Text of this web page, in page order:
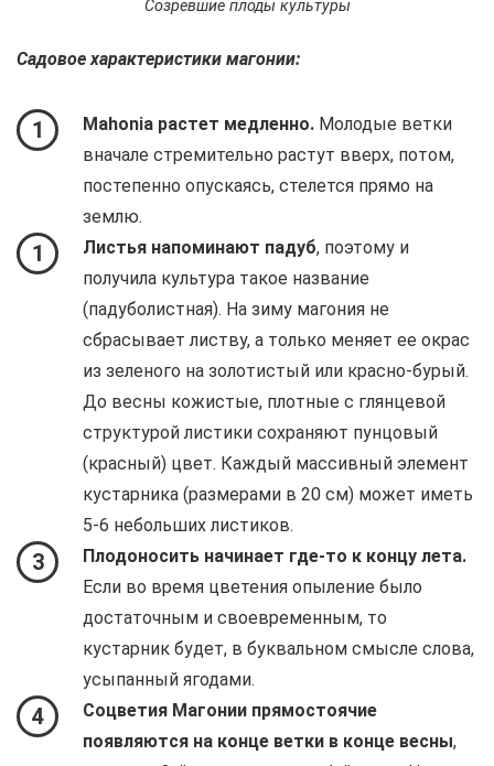
Созревшие плоды культуры
Садовое характеристики магонии:
1 Mahonia растет медленно. Молодые ветки
вначале стремительно растут вверх, потом,
постепенно опускаясь, стелется прямо на
землю.
1 Листья напоминают падуб, поэтому и
получила культура такое название
(падуболистная). На зиму магония не
сбрасывает листву, а только меняет ее окрас
из зеленого на золотистый или красно-бурый.
До весны кожистые, плотные с глянцевой
структурой листики сохраняют пунцовый
(красный) цвет. Каждый массивный элемент
кустарника (размерами в 20 см) может иметь
5-6 небольших листиков.
3
Плодоносить начинает где-то к концу лета.
Если во время цветения опыление было
достаточным и своевременным, то
кустарник будет, в буквальном смысле слова,
усыпанный ягодами.
4
Соцветия Магонии прямостоячие
появляются на конце ветки в конце весны,